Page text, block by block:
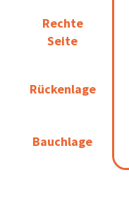
Rechte
Seite
Rückenlage
Bauchlage
Rechte
Seite
Rückenlage
Bauchlage